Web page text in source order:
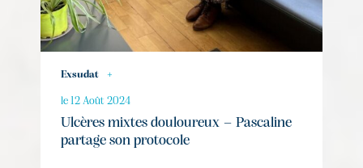
Exsudat +
le 12 Août 2024
Ulcères mixtes douloureux – Pascaline
partage son protocole